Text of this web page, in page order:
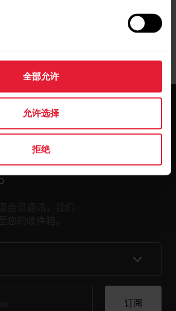
全部允许
允许选择
拒绝